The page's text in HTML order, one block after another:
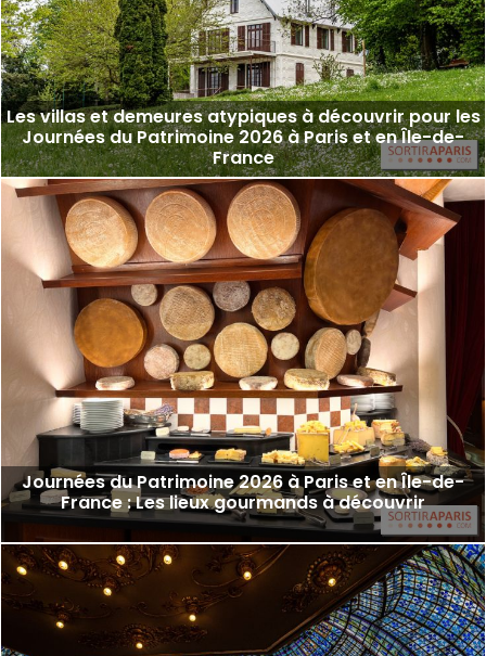
Les villas et demeures atypiques à découvrir pour les
Journées du Patrimoine 2026 à Paris et en Île-de-
France
Journées du Patrimoine 2026 à Paris et en Île-de-
France : Les lieux gourmands à découvrir